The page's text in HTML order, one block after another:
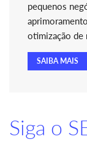
pequenos
otimização de
SAIBA MAIS
Siga o